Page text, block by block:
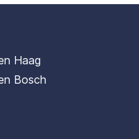
Haag
Bosch